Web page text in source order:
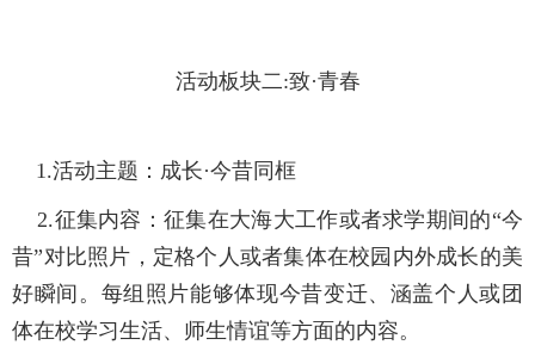
活动板块二:致·青春
1.活动主题： 成长·今昔同框
2.征集内容：征集在大海大工作或者求学期间的“今
昔”对比照片，定格个人或者集体在校园内外成长的美
好瞬间。每组照片能够体现今昔变迁、涵盖个人或团
体在校学习生活、师生情谊等方面的内容。